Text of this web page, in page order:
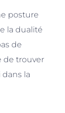
posture
la dualité
de
de trouver
la